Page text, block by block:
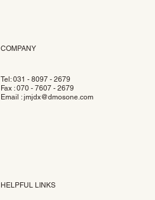
COMPANY
Tel: 031 - 8097 - 2679
Fax : 070 - 7607 - 2679
Email :jmjdx@dmosone.com
HELPFUL LINKS